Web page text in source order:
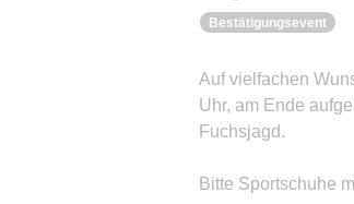
Bestätigungsevent
Auf vielfachen
Uhr, am Ende
Fuchsjagd.
Bitte Sportschuhe